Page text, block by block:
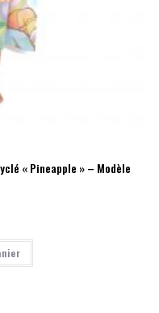
« Pineapple » – Modèle